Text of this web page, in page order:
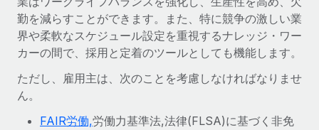
候補者の選考プロセスをシンプルに
Compliance Watchtower
デバイス管理
ITデバイスを世界規模で提供・管理
活用事例
すべてのリソースを表示する
EORおよびPEO
勤を減らすことができます。また、特に競争の激しい業
界や柔軟なスケジュール設定を重視するナレッジ・ワー
カーの間で、採用と定着のツールとしても機能します。
ただし、雇用主は、次のことを考慮しなければなりませ
ん。
FAIR労働,労働力基準法,法律(FLSA)に基づく非免